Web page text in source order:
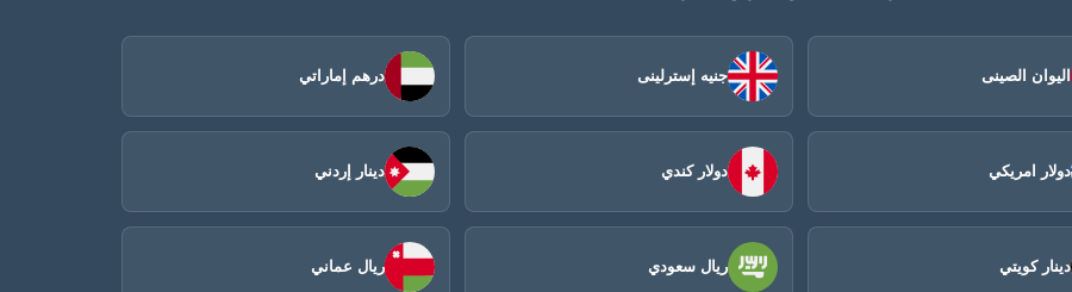
اليوان الصينى​ جنيه إسترلينى درهم إماراتي
دولار امريكي دولار كندي دينار إردني
دينار كويتي ريال سعودي ريال عماني